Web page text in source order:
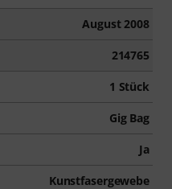
August 2008
214765
1 Stück
Gig Bag
Ja
Kunstfasergewebe